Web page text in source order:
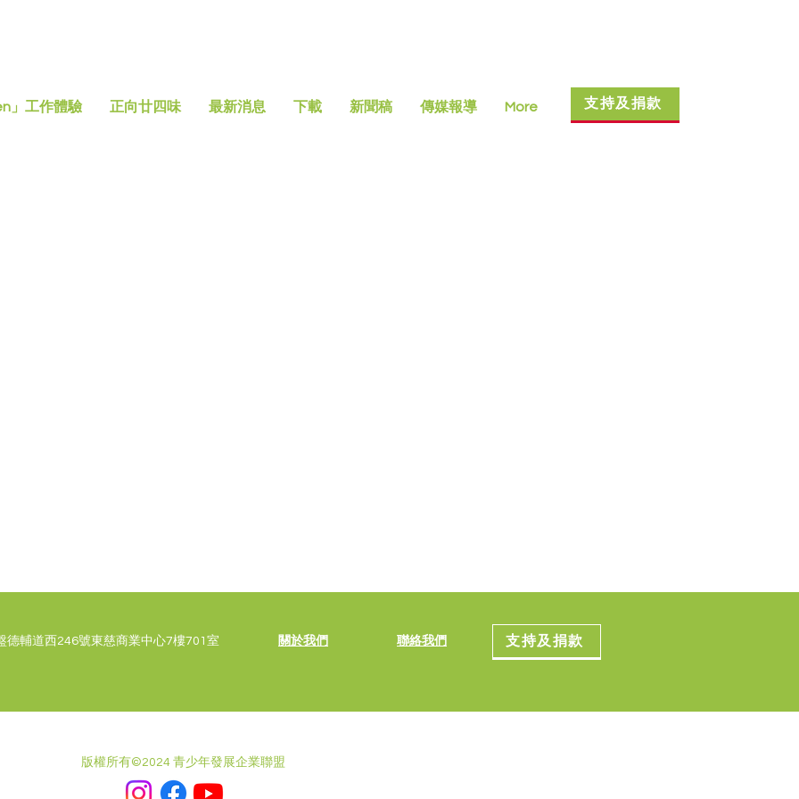
」工作體驗 正向廿四味 最新消息 下載 新聞稿 傳媒報導 More 支持及捐款
關於我們
德輔道西246號東慈商業中心7樓701室 聯絡我們 支持及捐款
版權所有©2024 青少年發展企業聯盟